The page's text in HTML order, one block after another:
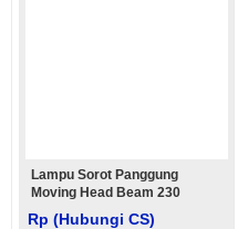
Lampu Sorot Panggung
Moving Head Beam 230
Rp (Hubungi CS)